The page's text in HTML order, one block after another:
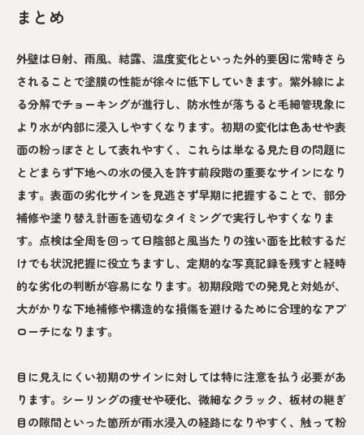
まとめ
外壁は日射、雨風、結露、温度変化といった外的要因に常時さら
されることで塗膜の性能が徐々に低下していきます。紫外線によ
る分解でチョーキングが進行し、防水性が落ちると毛細管現象に
より水が内部に浸入しやすくなります。初期の変化は色あせや表
面の粉っぽさとして表れやすく、これらは単なる見た目の問題に
とどまらず下地への水の侵入を許す前段階の重要なサインになり
ます。表面の劣化サインを見逃さず早期に把握することで、部分
補修や塗り替え計画を適切なタイミングで実行しやすくなりま
す。点検は全周を回って日陰部と風当たりの強い面を比較するだ
けでも状況把握に役立ちますし、定期的な写真記録を残すと経時
的な劣化の判断が容易になります。初期段階での発見と対処が、
大がかりな下地補修や構造的な損傷を避けるために合理的なアプ
ローチになります。
目に見えにくい初期のサインに対しては特に注意を払う必要があ
ります。シーリングの痩せや硬化、微細なクラック、板材の継ぎ
目の隙間といった箇所が雨水浸入の経路になりやすく、触って粉